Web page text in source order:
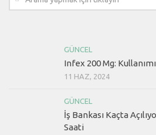
GÜNCEL
Infex 200 Mg:
11 HAZ, 2024
GÜNCEL
İş Bankası Kaçta
Saati